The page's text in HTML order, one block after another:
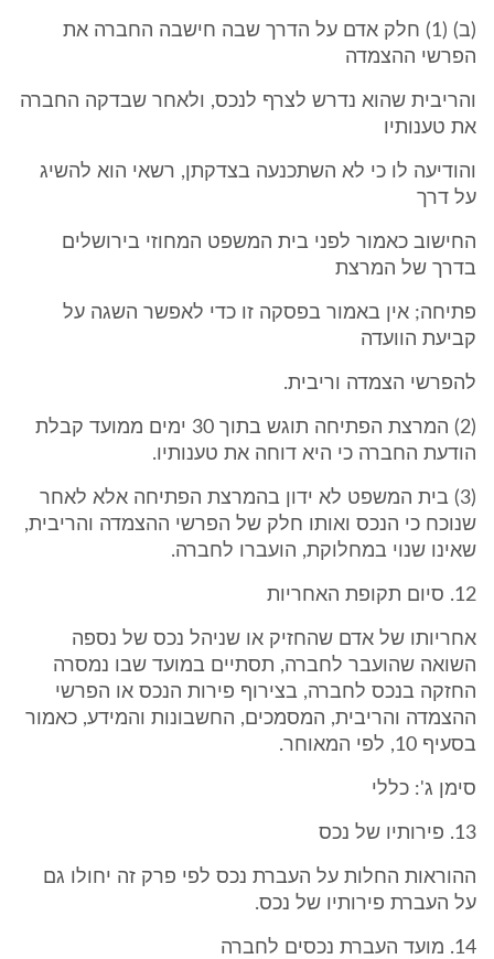
(ב) (1) חלק אדם על הדרך שבה חישבה החברה את
הפרשי ההצמדה
והריבית שהוא נדרש לצרף לנכס, ולאחר שבדקה החברה
את טענותיו
והודיעה לו כי לא השתכנעה בצדקתן, רשאי הוא להשיג
על דרך
החישוב כאמור לפני בית המשפט המחוזי בירושלים
בדרך של המרצת
פתיחה; אין באמור בפסקה זו כדי לאפשר השגה על
קביעת הוועדה
להפרשי הצמדה וריבית.
(2) המרצת הפתיחה תוגש בתוך 30 ימים ממועד קבלת
הודעת החברה כי היא דוחה את טענותיו.
(3) בית המשפט לא ידון בהמרצת הפתיחה אלא לאחר
שנוכח כי הנכס ואותו חלק של הפרשי ההצמדה והריבית,
שאינו שנוי במחלוקת, הועברו לחברה.
12. סיום תקופת האחריות
אחריותו של אדם שהחזיק או שניהל נכס של נספה
השואה שהועבר לחברה, תסתיים במועד שבו נמסרה
החזקה בנכס לחברה, בצירוף פירות הנכס או הפרשי
ההצמדה והריבית, המסמכים, החשבונות והמידע, כאמור
בסעיף 10, לפי המאוחר.
סימן ג': כללי
13. פירותיו של נכס
ההוראות החלות על העברת נכס לפי פרק זה יחולו גם
על העברת פירותיו של נכס.
14. מועד העברת נכסים לחברה